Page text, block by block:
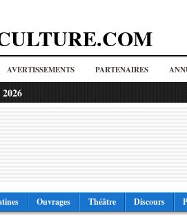
AVERTISSEMENTS PARTENAIRES
Ouvrages Théâtre Discours